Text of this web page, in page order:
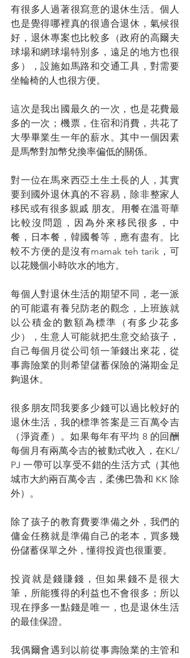
有很多人過著很寫意的退休生活。個人
也是覺得哪裡真的很適合退休，氣候很
好，退休專案也比較多（政府的高爾夫
球場和網球場特別多，遠足的地方也很
多），設施如馬路和交通工具，對需要
坐輪椅的人也很方便。
這次是我出國最久的一次，也是花費最
多的一次；機票，住宿和消費，共花了
大學畢業生一年的薪水。其中一個因素
是馬幣對加幣兌換率偏低的關係。
對一位在馬來西亞土生土長的人，其實
要到國外退休真的不容易，除非整家人
移民或有很多親戚 朋友。用餐在溫哥華
比較沒問題，因為外來移民很多，中
餐，日本餐，韓國餐等，應有盡有。比
較不方便的是沒有mamak teh tarik，可
以花幾個小時吹水的地方。
每個人對退休生活的期望不同，老一派
的可能還有養兒防老的觀念，上班族就
以公積金的數額為標準（有多少花多
少），生意人可能就把生意交給孩子，
自己每個月從公司領一筆錢出來花，從
事壽險業的則希望儲蓄保險的滿期金足
夠退休。
很多朋友問我要多少錢可以過比較好的
退休生活，我的標準答案是三百萬令吉
（淨資產）。如果每年有平均 8 的回酬
每個月有兩萬令吉的被動式收入，在KL/
PJ 一帶可以享受不錯的生活方式（其他
城市大約兩百萬令吉，柔佛巴魯和 KK 除
外）。
除了孩子的教育費要準備之外，我們的
傭金任務就是準備自己的老本，買多幾
份儲蓄保單之外，懂得投資也很重要。
投資就是錢賺錢，但如果錢不是很大
筆，所能獲得的利益也不會很多；所以
現在掙多一點錢是唯一，也是退休生活
的最佳保證。
我偶爾會遇到以前從事壽險業的主管和